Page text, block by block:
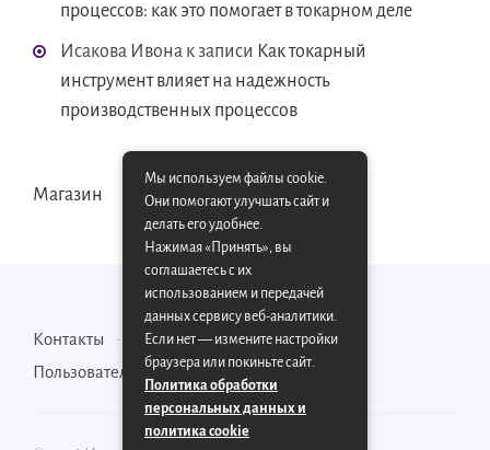
процессов: как это помогает в токарном деле
Исакова Ивона к записи Как токарный
инструмент влияет на надежность
производственных процессов
Магазин
Контакты
Карта сайта
Пользовательское соглашение
Мы используем файлы cookie.
Они помогают улучшать сайт и
делать его удобнее.
Нажимая «Принять», вы
соглашаетесь с их
использованием и передачей
данных сервису веб-аналитики.
Если нет — измените настройки
браузера или покиньте сайт.
Политика обработки
персональных данных и
политика cookie